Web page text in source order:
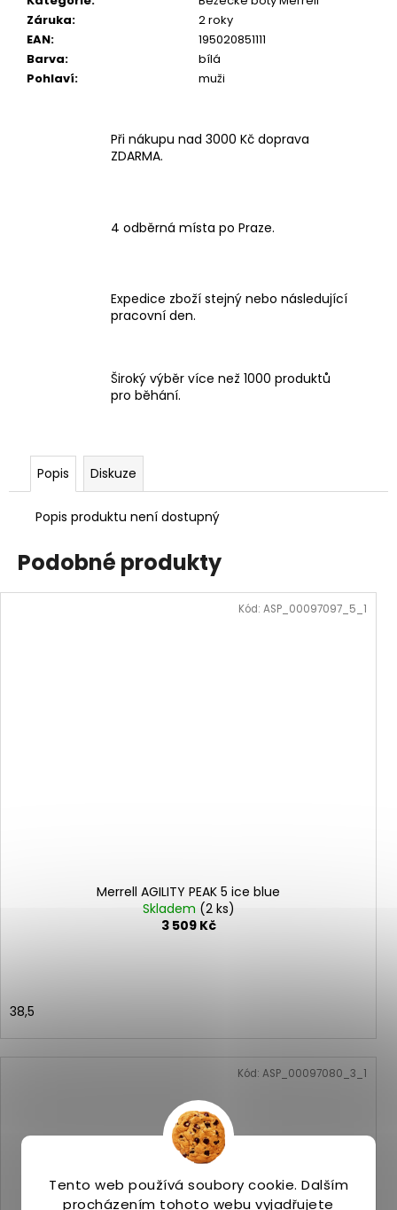
Tento web používá soubory cookie. Dalším
procházením tohoto webu vyjadřujete
Záruka:
2 roky
EAN:
195020851111
Barva:
bílá
Pohlaví: muži
Při nákupu nad 3000 Kč doprava
ZDARMA.
4 odběrná místa po Praze.
Expedice zboží stejný nebo následující
pracovní den.
Široký výběr více než 1000 produktů
pro běhání.
Popis Diskuze
Popis produktu není dostupný
Podobné produkty
Merrell AGILITY PEAK 5 ice blue
Skladem (2 ks)
3 509 Kč
38,5
Kód: ASP_00097097_5_1
Kód: ASP_00097080_3_1